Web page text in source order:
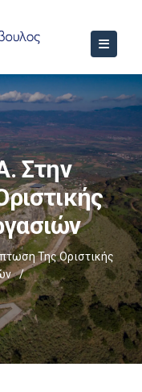
Στην
Της Οριστικής
/